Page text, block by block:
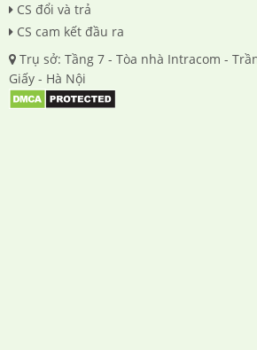
CS đổi và trả
CS cam kết đầu ra
Trụ sở: Tầng 7 - Tòa nhà Intracom -
Giấy - Hà Nội